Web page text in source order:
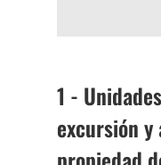
1 -
excursión